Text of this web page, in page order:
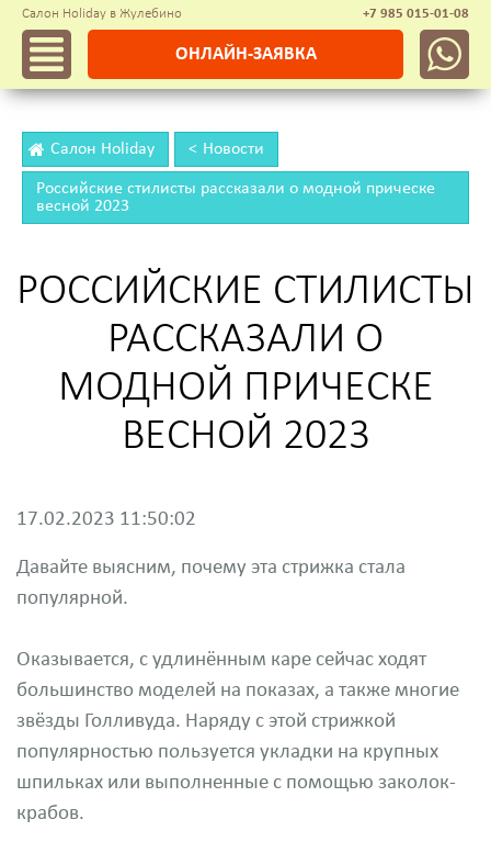
Салон Holiday в Жулебино +7 985 015-01-08
ОНЛАЙН-ЗАЯВКА
Салон Holiday Новости
Российские стилисты рассказали о модной прическе
весной 2023
РОССИЙСКИЕ СТИЛИСТЫ
РАССКАЗАЛИ О
МОДНОЙ ПРИЧЕСКЕ
ВЕСНОЙ 2023
17.02.2023 11:50:02
Давайте выясним, почему эта стрижка стала
популярной.
Оказывается, с удлинённым каре сейчас ходят
большинство моделей на показах, а также многие
звёзды Голливуда. Наряду с этой стрижкой
популярностью пользуется укладки на крупных
шпильках или выполненные с помощью заколок-
крабов.